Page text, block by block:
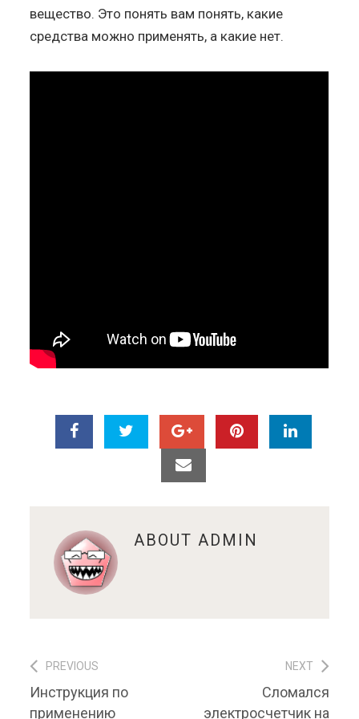
вещество. Это понять вам понять, какие
средства можно применять, а какие нет.
ABOUT ADMIN
Навигация по записям
PREVIOUS
Previous post:
Инструкция по
применению
NEXT
Next post:
Сломался
электросчетчик на